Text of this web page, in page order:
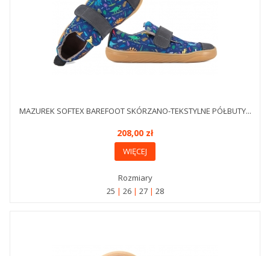
MAZUREK SOFTEX BAREFOOT SKÓRZANO-TEKSTYLNE PÓŁBUTY...
208,00 zł
WIĘCEJ
Rozmiary
25
26 27 28